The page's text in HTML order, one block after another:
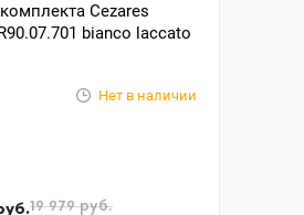
Cezares
bianco laccato
Нет в наличии
19 979руб.